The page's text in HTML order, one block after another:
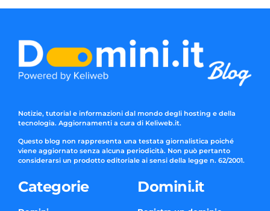
Notizie, tutorial e informazioni dal mondo degli hosting e della
tecnologia. Aggiornamenti a cura di Keliweb.it.
Questo blog non rappresenta una testata giornalistica poiché
viene aggiornato senza alcuna periodicità. Non può pertanto
considerarsi un prodotto editoriale ai sensi della legge n. 62/2001.
Categorie Domini.it